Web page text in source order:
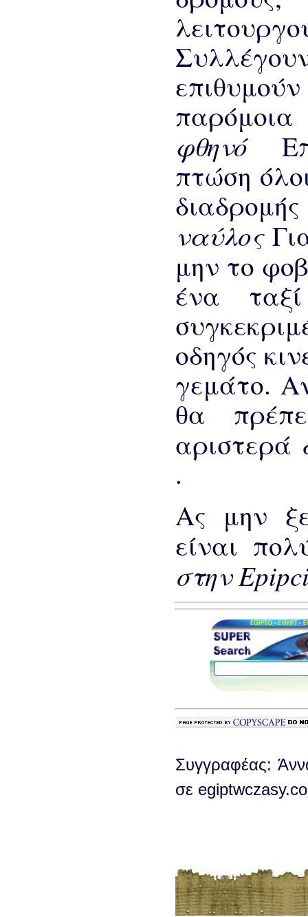
παρόμοια
φθηνό
πτώση
ναύλος
μην το
ένα
οδηγός
γεμάτο.
θα
αριστερά
.
Ας μην
είναι
στην
Συγγραφέας:
σε